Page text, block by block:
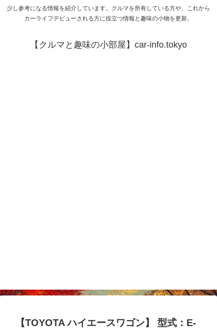
少し参考になる情報を紹介しています。クルマを所有している方や、これから
カーライフデビューされる方に役立つ情報と趣味の小物を更新。
【クルマと趣味の小部屋】car-info.tokyo
【TOYOTA ハイエースワゴン】 型式：E-